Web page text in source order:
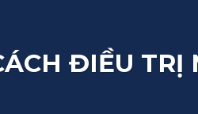
ĐIỀU TRỊ